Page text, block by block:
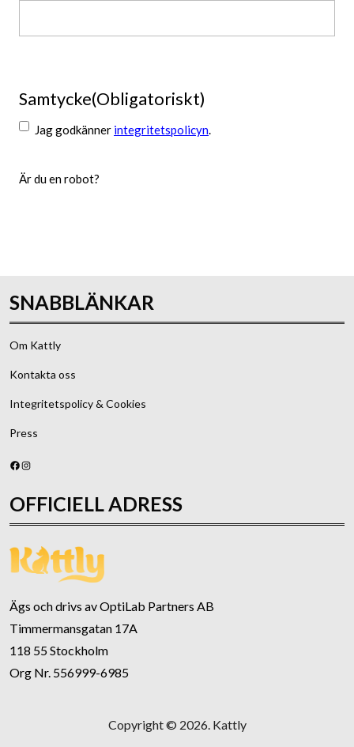
Samtycke(Obligatoriskt)
Jag godkänner integritetspolicyn.
Är du en robot?
SNABBLÄNKAR
Om Kattly
Kontakta oss
Integritetspolicy & Cookies
Press
Facebook
Instagram
OFFICIELL ADRESS
Ägs och drivs av OptiLab Partners AB
Timmermansgatan 17A
118 55 Stockholm
Org Nr. 556999-6985
Copyright © 2026. Kattly